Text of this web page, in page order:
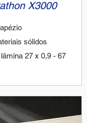
X3000
sólidos
27 x 0,9 - 67